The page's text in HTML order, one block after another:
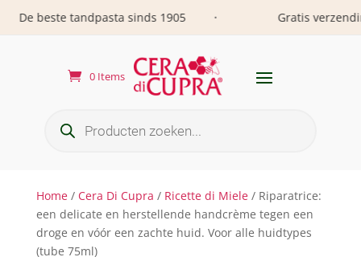
beste tandpasta sinds 1905 Gratis verzending
0 Items
zoeken
Home/ Cera Di Cupra / Ricette di Miele/ Riparatrice:
een delicate en herstellende handcrème tegen een
droge en vóór een zachte huid. Voor alle huidtypes
(tube 75ml)